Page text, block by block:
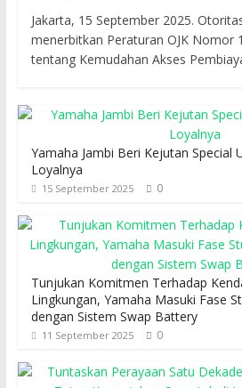
Jakarta, 15 September 2025.
menerbitkan Peraturan OJK Nomor
tentang Kemudahan Akses
Yamaha Jambi Beri Kejutan Special
Loyalnya
15 September 2025 0
Tunjukan Komitmen Terhadap
Lingkungan, Yamaha Masuki Fase
dengan Sistem Swap Battery
11 September 2025 0